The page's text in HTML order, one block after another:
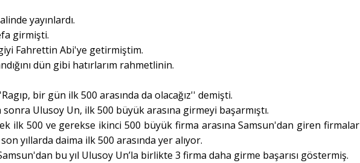
yayınlardı.
girmişti.
Fahrettin Abi'ye getirmiştim.
dün gibi hatırlarım rahmetlinin.
bir gün ilk 500 arasında da olacağız'' demişti.
Ulusoy Un, ilk 500 büyük arasına girmeyi başarmıştı.
ilk 500 ve gerekse ikinci 500 büyük firma arasına Samsun'dan giren firmalar
yıllarda daima ilk 500 arasında yer alıyor.
bu yıl Ulusoy Un’la birlikte 3 firma daha girme başarısı göstermiş.